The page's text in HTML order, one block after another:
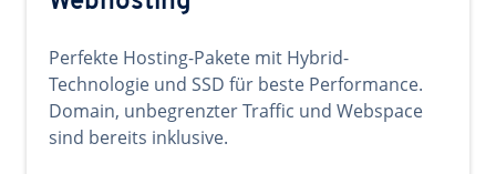
Perfekte Hosting-Pakete mit Hybrid-
Technologie und SSD für beste Performance.
Domain, unbegrenzter Traffic und Webspace
sind bereits inklusive.